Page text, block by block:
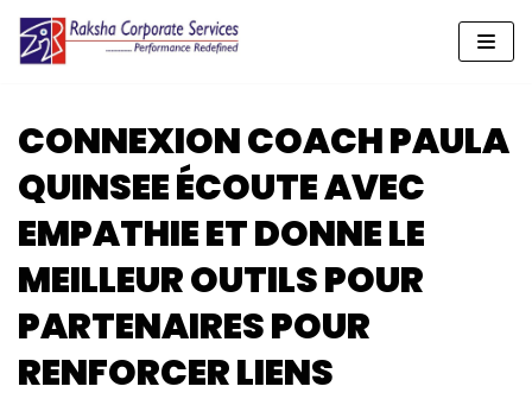
Skip
content
CONNEXION COACH PAULA
QUINSEE ÉCOUTE AVEC
EMPATHIE ET DONNE LE
MEILLEUR OUTILS POUR
PARTENAIRES POUR
RENFORCER LIENS